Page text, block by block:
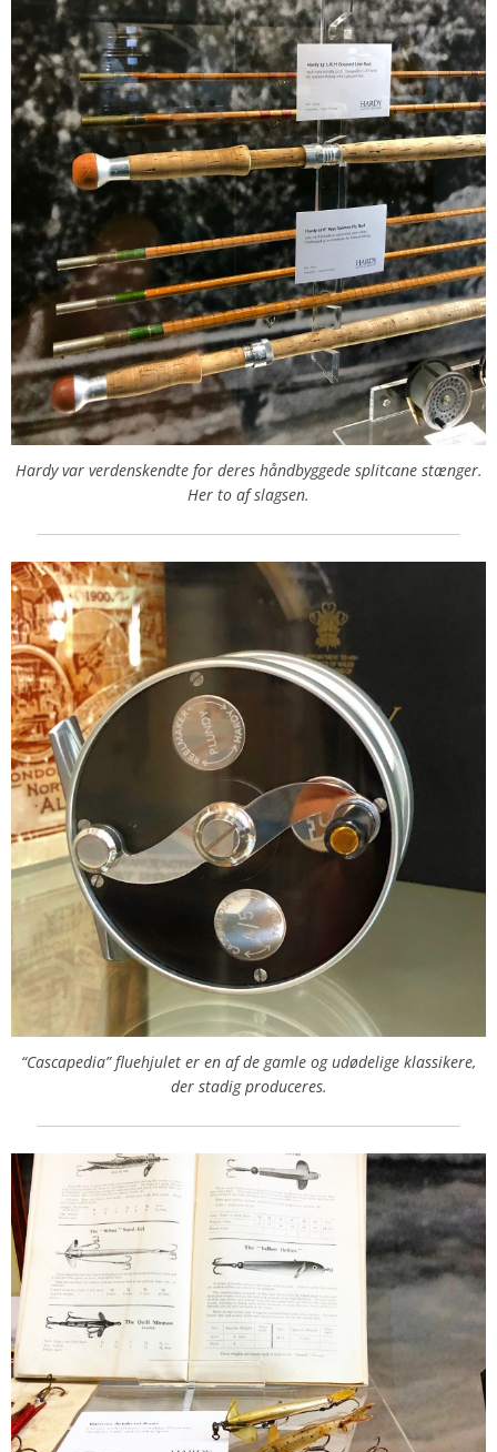
Hardy var verdenskendte for deres håndbyggede splitcane stænger.
Her to af slagsen.
“Cascapedia” fluehjulet er en af de gamle og udødelige klassikere,
der stadig produceres.